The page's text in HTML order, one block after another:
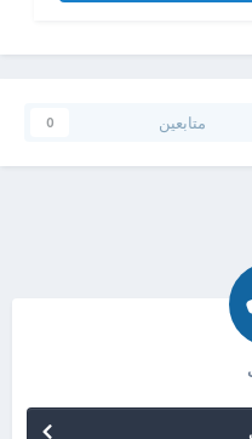
متابعين 0